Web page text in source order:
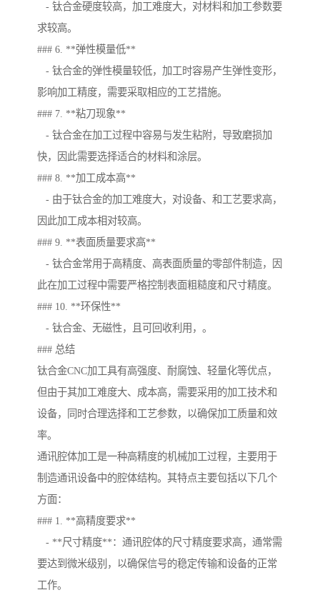
- 钛合金硬度较高，加工难度大，对材料和加工参数要
求较高。
### 6. **弹性模量低**
- 钛合金的弹性模量较低，加工时容易产生弹性变形，
影响加工精度，需要采取相应的工艺措施。
### 7. **粘刀现象**
- 钛合金在加工过程中容易与发生粘附，导致磨损加
快，因此需要选择适合的材料和涂层。
### 8. **加工成本高**
- 由于钛合金的加工难度大，对设备、和工艺要求高，
因此加工成本相对较高。
### 9. **表面质量要求高**
- 钛合金常用于高精度、高表面质量的零部件制造，因
此在加工过程中需要严格控制表面粗糙度和尺寸精度。
### 10. **环保性**
- 钛合金、无磁性，且可回收利用，。
### 总结
钛合金CNC加工具有高强度、耐腐蚀、轻量化等优点，
但由于其加工难度大、成本高，需要采用的加工技术和
设备，同时合理选择和工艺参数，以确保加工质量和效
率。
通讯腔体加工是一种高精度的机械加工过程，主要用于
制造通讯设备中的腔体结构。其特点主要包括以下几个
方面：
### 1. **高精度要求**
- **尺寸精度**：通讯腔体的尺寸精度要求高，通常需
要达到微米级别，以确保信号的稳定传输和设备的正常
工作。